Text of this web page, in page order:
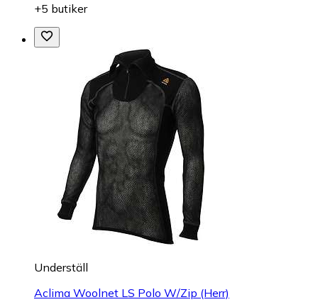
+5 butiker
Underställ
Aclima Woolnet LS Polo W/Zip (Herr)